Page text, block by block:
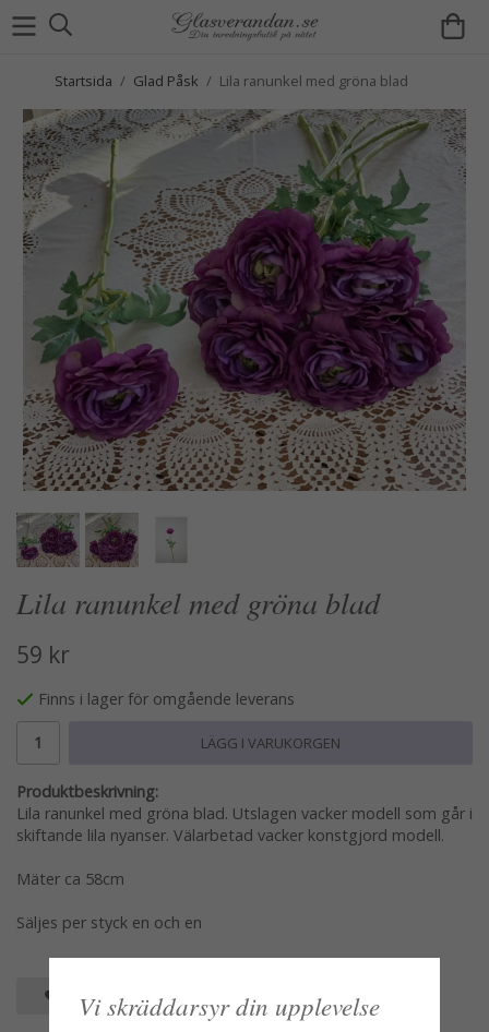
Startsida / Glad Påsk / Lila ranunkel med gröna blad
Lila ranunkel med gröna blad
59 kr
Finns i lager för omgående leverans
LÄGG I VARUKORGEN
Produktbeskrivning:
Lila ranunkel med gröna blad. Utslagen vacker modell som går i
skiftande lila nyanser. Välarbetad vacker konstgjord modell.
Mäter ca 58cm
Säljes per styck en och en
SPARA SOM FAVORIT
Vi skräddarsyr din upplevelse